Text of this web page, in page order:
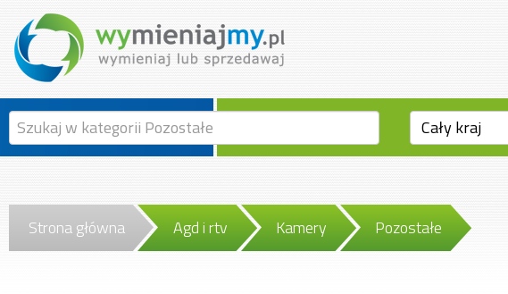
Strona główna Agd i rtv Kamery Pozostałe